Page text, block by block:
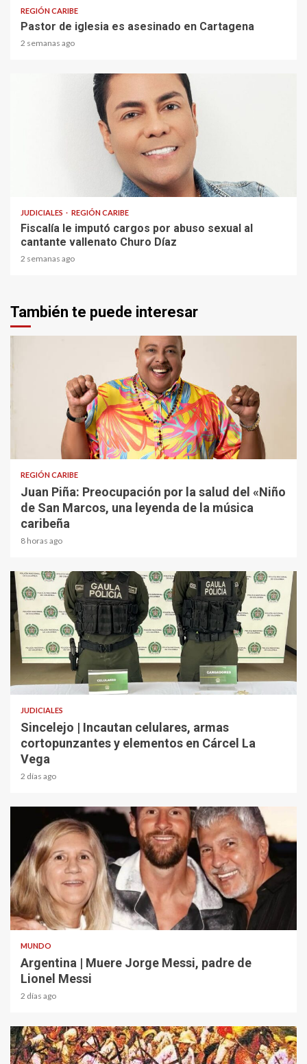
REGIÓN CARIBE
Pastor de iglesia es asesinado en Cartagena
2 semanas ago
JUDICIALES REGIÓN CARIBE
Fiscalía le imputó cargos por abuso sexual al
cantante vallenato Churo Díaz
2 semanas ago
También te puede interesar
3 min read
REGIÓN CARIBE
Juan Piña: Preocupación por la salud del «Niño
de San Marcos, una leyenda de la música
caribeña
8 horas ago
2 min read
JUDICIALES
Sincelejo | Incautan celulares, armas
cortopunzantes y elementos en Cárcel La
Vega
2 días ago
2 min read
MUNDO
Argentina | Muere Jorge Messi, padre de
Lionel Messi
2 días ago